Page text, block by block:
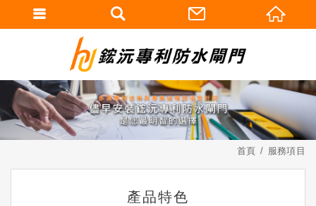
首頁 服務項目
產品特色